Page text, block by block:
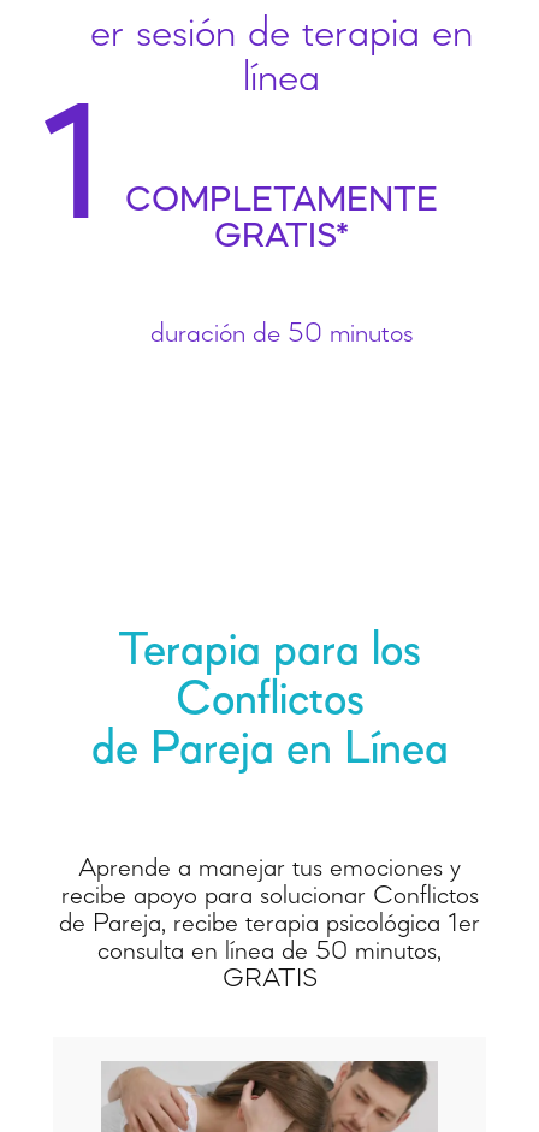
1
er sesión de terapia en
línea
COMPLETAMENTE
GRATIS*
duración de 50 minutos
Terapia para los
Conflictos
de Pareja en Línea
Aprende a manejar tus emociones y
recibe apoyo para solucionar Conflictos
de Pareja, recibe terapia psicológica 1er
consulta en línea de 50 minutos,
GRATIS